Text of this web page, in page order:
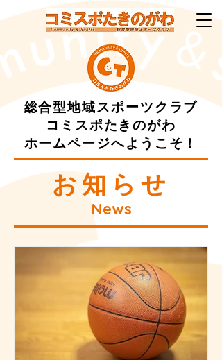
総合型地域スポーツクラブ
コミスポたきのがわ
ホームページへようこそ！
お知らせ
News